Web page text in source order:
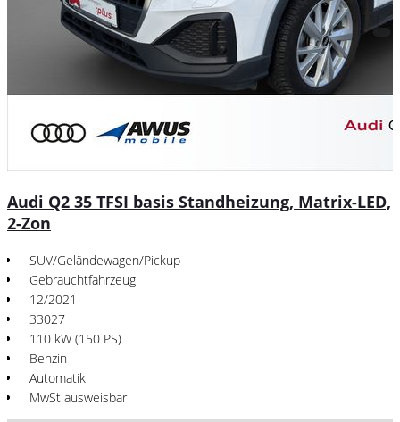
Audi Q2 35 TFSI basis Standheizung, Matrix-LED,
2-Zon
SUV/Geländewagen/Pickup
Gebrauchtfahrzeug
12/2021
33027
110 kW (150 PS)
Benzin
Automatik
MwSt ausweisbar